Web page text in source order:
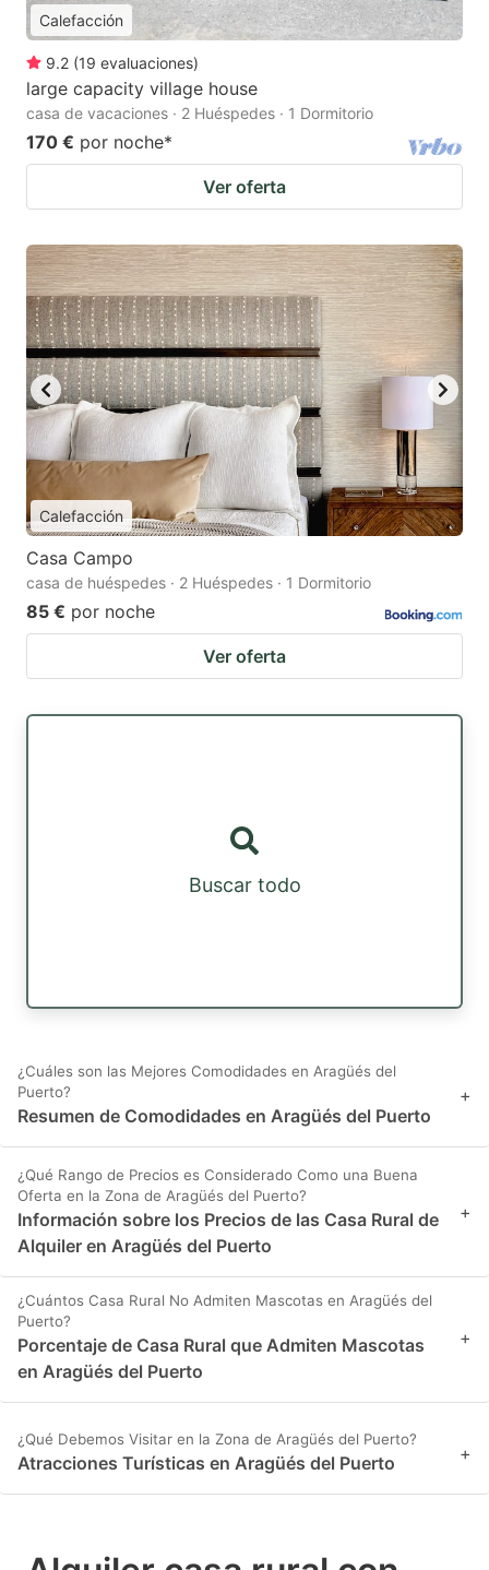
Calefacción
9.2 (19 evaluaciones)
large capacity village house
casa de vacaciones · 2 Huéspedes · 1 Dormitorio
170 € por noche*
Ver oferta
Calefacción
Casa Campo
casa de huéspedes · 2 Huéspedes · 1 Dormitorio
85 € por noche
Ver oferta
Buscar todo
¿Cuáles son las Mejores Comodidades en Aragüés del
Puerto?
Resumen de Comodidades en Aragüés del Puerto
+
¿Qué Rango de Precios es Considerado Como una Buena
Oferta en la Zona de Aragüés del Puerto?
Información sobre los Precios de las Casa Rural de
Alquiler en Aragüés del Puerto
+
¿Cuántos Casa Rural No Admiten Mascotas en Aragüés del
Puerto?
Porcentaje de Casa Rural que Admiten Mascotas
en Aragüés del Puerto
+
¿Qué Debemos Visitar en la Zona de Aragüés del Puerto?
Atracciones Turísticas en Aragüés del Puerto +